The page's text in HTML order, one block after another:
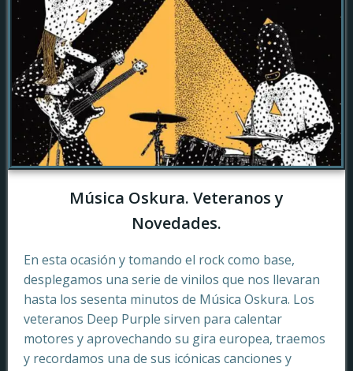
Música Oskura. Veteranos y
Novedades.
En esta ocasión y tomando el rock como base,
desplegamos una serie de vinilos que nos llevaran
hasta los sesenta minutos de Música Oskura. Los
veteranos Deep Purple sirven para calentar
motores y aprovechando su gira europea, traemos
y recordamos una de sus icónicas canciones y